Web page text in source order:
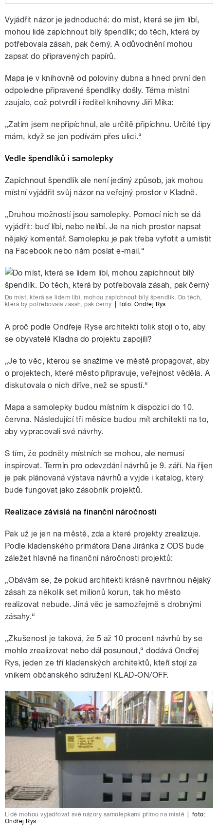
pause
mluvila Jana
Vyjádřit názor je jednoduché: do míst, která se jim líbí,
mohou lidé zapíchnout bílý špendlík; do těch, která by
potřebovala zásah, pak černý. A odůvodnění mohou
zapsat do připravených papírů.
Mapa je v knihovně od poloviny dubna a hned první den
odpoledne připravené špendlíky došly. Téma místní
zaujalo, což potvrdil i ředitel knihovny Jiří Mika:
„Zatím jsem nepřipíchnul, ale určitě připíchnu. Určité tipy
mám, když se jen podívám přes ulici.“
Vedle špendlíků i samolepky
Zapíchnout špendlík ale není jediný způsob, jak mohou
místní vyjádřit svůj názor na veřejný prostor v Kladně.
„Druhou možností jsou samolepky. Pomocí nich se dá
vyjádřit: buď líbí, nebo nelíbí. Je na nich prostor napsat
nějaký komentář. Samolepku je pak třeba vyfotit a umístit
na Facebook nebo nám poslat e-mail.“
Do míst, která se lidem líbí, mohou zapíchnout bílý špendlík. Do těch,
která by potřebovala zásah, pak černý
foto:Ondřej Rys
A proč podle Ondřeje Ryse architekti tolik stojí o to, aby
se obyvatelé Kladna do projektu zapojili?
„Je to věc, kterou se snažíme ve městě propagovat, aby
o projektech, které město připravuje, veřejnost věděla. A
diskutovala o nich dříve, než se spustí.“
Mapa a samolepky budou místním k dispozici do 10.
června. Následující tři měsíce budou mít architekti na to,
aby vypracovali své návrhy.
S tím, že podněty místních se mohou, ale nemusí
inspirovat. Termín pro odevzdání návrhů je 9. září. Na říjen
je pak plánovaná výstava návrhů a vyjde i katalog, který
bude fungovat jako zásobník projektů.
Realizace závislá na finanční náročnosti
Pak už je jen na městě, zda a které projekty zrealizuje.
Podle kladenského primátora Dana Jiránka z ODS bude
záležet hlavně na finanční náročnosti projektů:
„Obávám se, že pokud architekti krásně navrhnou nějaký
zásah za několik set milionů korun, tak ho město
realizovat nebude. Jiná věc je samozřejmě s drobnými
zásahy.“
„Zkušenost je taková, že 5 až 10 procent návrhů by se
mohlo zrealizovat nebo dál posunout,“ dodává Ondřej
Rys, jeden ze tří kladenských architektů, kteří stojí za
vnikem občanského sdružení KLAD-ON/OFF.
Lidé mohou vyjadřovat své názory samolepkami přímo na místě
foto:
Ondřej Rys